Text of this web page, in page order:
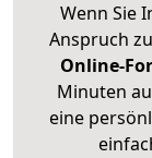
Wenn Sie
Anspruch
Online-
Minuten
eine